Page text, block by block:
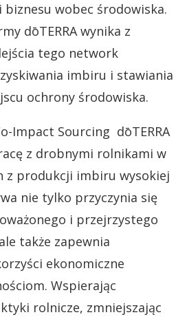
wobec środowiska.
dōTERRA wynika z
tego network
imbiru i stawiania
ochrony środowiska.
Impact Sourcing dōTERRA
z drobnymi rolnikami w
z produkcji imbiru wysokiej
nie tylko przyczynia się
i przejrzystego
także zapewnia
ekonomiczne
Wspierając
rolnicze, zmniejszając